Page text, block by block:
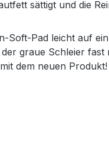
sättigt und die
Soft-Pad leicht auf
graue Schleier
dem neuen Produkt!